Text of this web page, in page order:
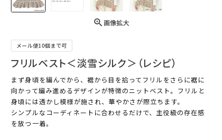
画像拡大
メール便10個まで可
フリルベスト＜淡雪シルク＞（レシピ）
まず身頃を編んでから、裾から目を拾ってフリルをさらに裾に
向かって編み進めるデザインが特徴のニットベスト。フリルと
身頃には透かし模様が施され、華やかさが際立ちます。
シンプルなコーディネートに合わせるだけで、主役級の存在感
を放つ一着。